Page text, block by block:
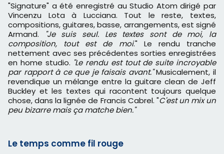
"Signature" a été enregistré au Studio Atom dirigé par
Vincenzu Lota à Lucciana. Tout le reste, textes,
compositions, guitares, basse, arrangements, est signé
Armand.
"Je suis seul. Les textes sont de moi, la
composition, tout est de moi." Le rendu tranche
nettement avec ses précédentes sorties enregistrées
en home studio. "Le rendu est tout de suite incroyable
par rapport à ce que je faisais avant."Musicalement, il
revendique un mélange entre la guitare clean de Jeff
Buckley et les textes qui racontent toujours quelque
chose, dans la lignée de Francis Cabrel. "C'est un mix un
peu bizarre mais ça matche bien."
Le temps comme fil rouge